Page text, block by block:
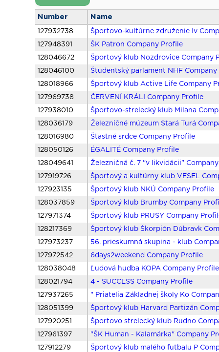
Number Name
127932738
Športovo-kultúrne združenie Iv
127948391
ŠK Patron Company Profile
128046672
Športový klub Nozdrovice Company
128046100
Študentský parlament NHF Company
128018966
Športový klub Active Life Company
127969738
ČERVENÍ KRÁLI Company Profile
127938010
Športovo-strelecký klub Milana
128036179
Železničné múzeum Stará Turá
128016980
Šťastné srdce Company Profile
128050126
ÉGALITÉ Company Profile
128049641
Železničná č. 7 "v likvidácii"
127919726
Športový a kultúrny klub VESEL
127923135
Športový klub NKÚ Company Profile
128037859
Športový klub Brumby Company
127971374
Športový klub PRUSY Company
128217369
Športový klub Škorpión Dúbravk
127973237
56. prieskumná skupina - klub
127972542
6days2weekend Company Profile
128038048
Ľudová hudba KOPA Company Profile
128021794
4 - SUCCESS Company Profile
127937265
" Priatelia Základnej školy Ko
128051399
Športový klub Harvard Partizán
127920251
Športovo strelecký klub Rudno
127961397
"ŠK Human - Kalamárka" Company
127912279
Športový klub malého futbalu P